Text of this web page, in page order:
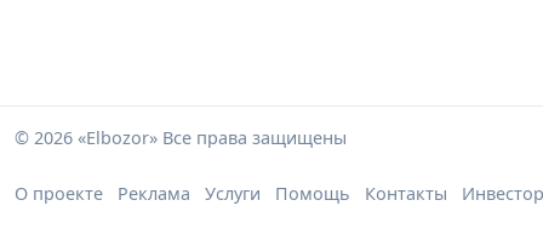
© 2026 «Elbozor» Все права защищены
О проекте Реклама Услуги Помощь Контакты